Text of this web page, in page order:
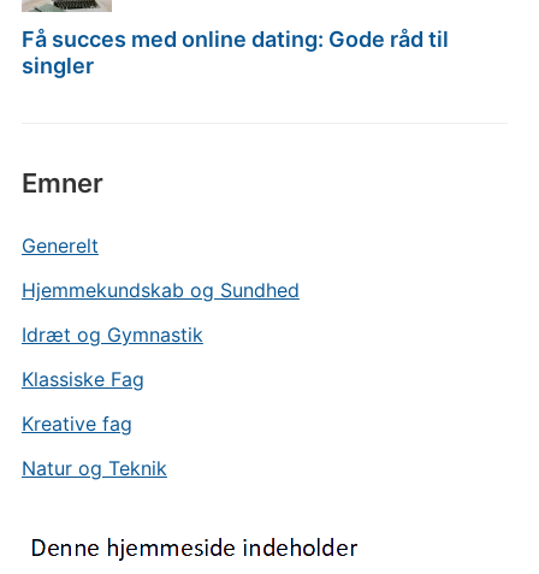
Få succes med online dating: Gode råd til
singler
Emner
Generelt
Hjemmekundskab og Sundhed
Idræt og Gymnastik
Klassiske Fag
Kreative fag
Natur og Teknik